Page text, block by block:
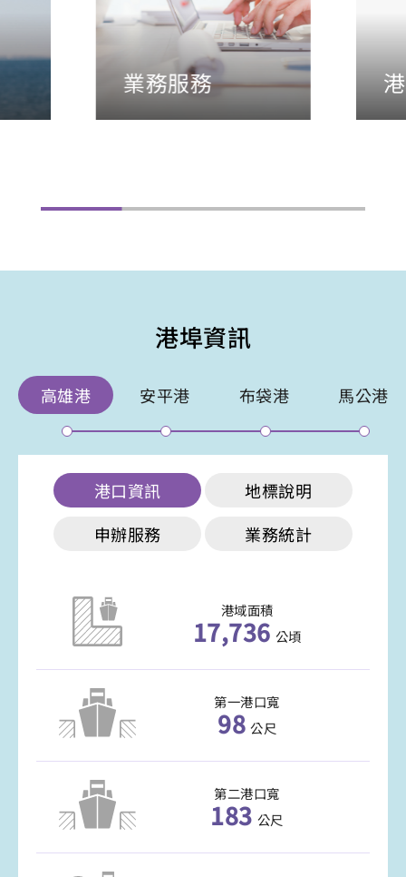
業務服務
港埠資訊
高雄港 安平港 布袋港 馬公港
港口資訊
地標說明
申辦服務
業務統計
港域面積
17,736 公頃
第一港口寬
98 公尺
第二港口寬
183 公尺